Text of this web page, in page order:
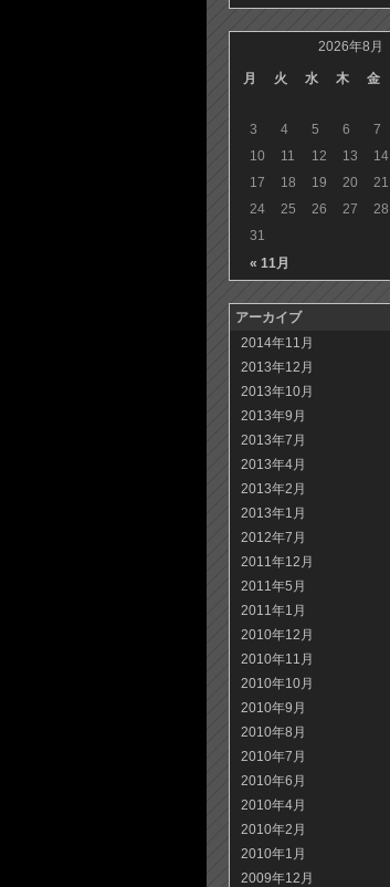
2026年8月
月 火 水 木 金
« 11月
3
4 5 6 7
10
11 12 13 14
17
18 19 20 21
24
25 26 27 28
31
アーカイブ
2014年11月
2013年12月
2013年10月
2013年9月
2013年7月
2013年4月
2013年2月
2013年1月
2012年7月
2011年12月
2011年5月
2011年1月
2010年12月
2010年11月
2010年10月
2010年9月
2010年8月
2010年7月
2010年6月
2010年4月
2010年2月
2010年1月
2009年12月